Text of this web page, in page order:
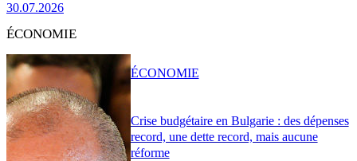
30.07.2026
ÉCONOMIE
Crise budgétaire en Bulgarie : des dépenses
record, une dette record, mais aucune
réforme
ÉCONOMIE